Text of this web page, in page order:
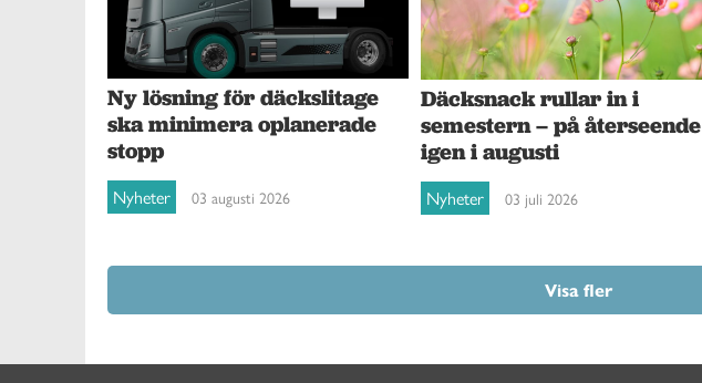
Ny lösning för däckslitage
ska minimera oplanerade
stopp
Nyheter 03 augusti 2026
Däcksnack rullar in i
semestern – på återseende
igen i augusti
Nyheter 03 juli 2026
Visa fler